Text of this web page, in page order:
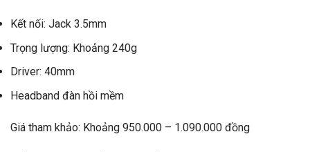
Kết nối: Jack 3.5mm
Trọng lượng: Khoảng 240g
Driver: 40mm
Headband đàn hồi mềm
Giá tham khảo: Khoảng 950.000 – 1.090.000 đồng